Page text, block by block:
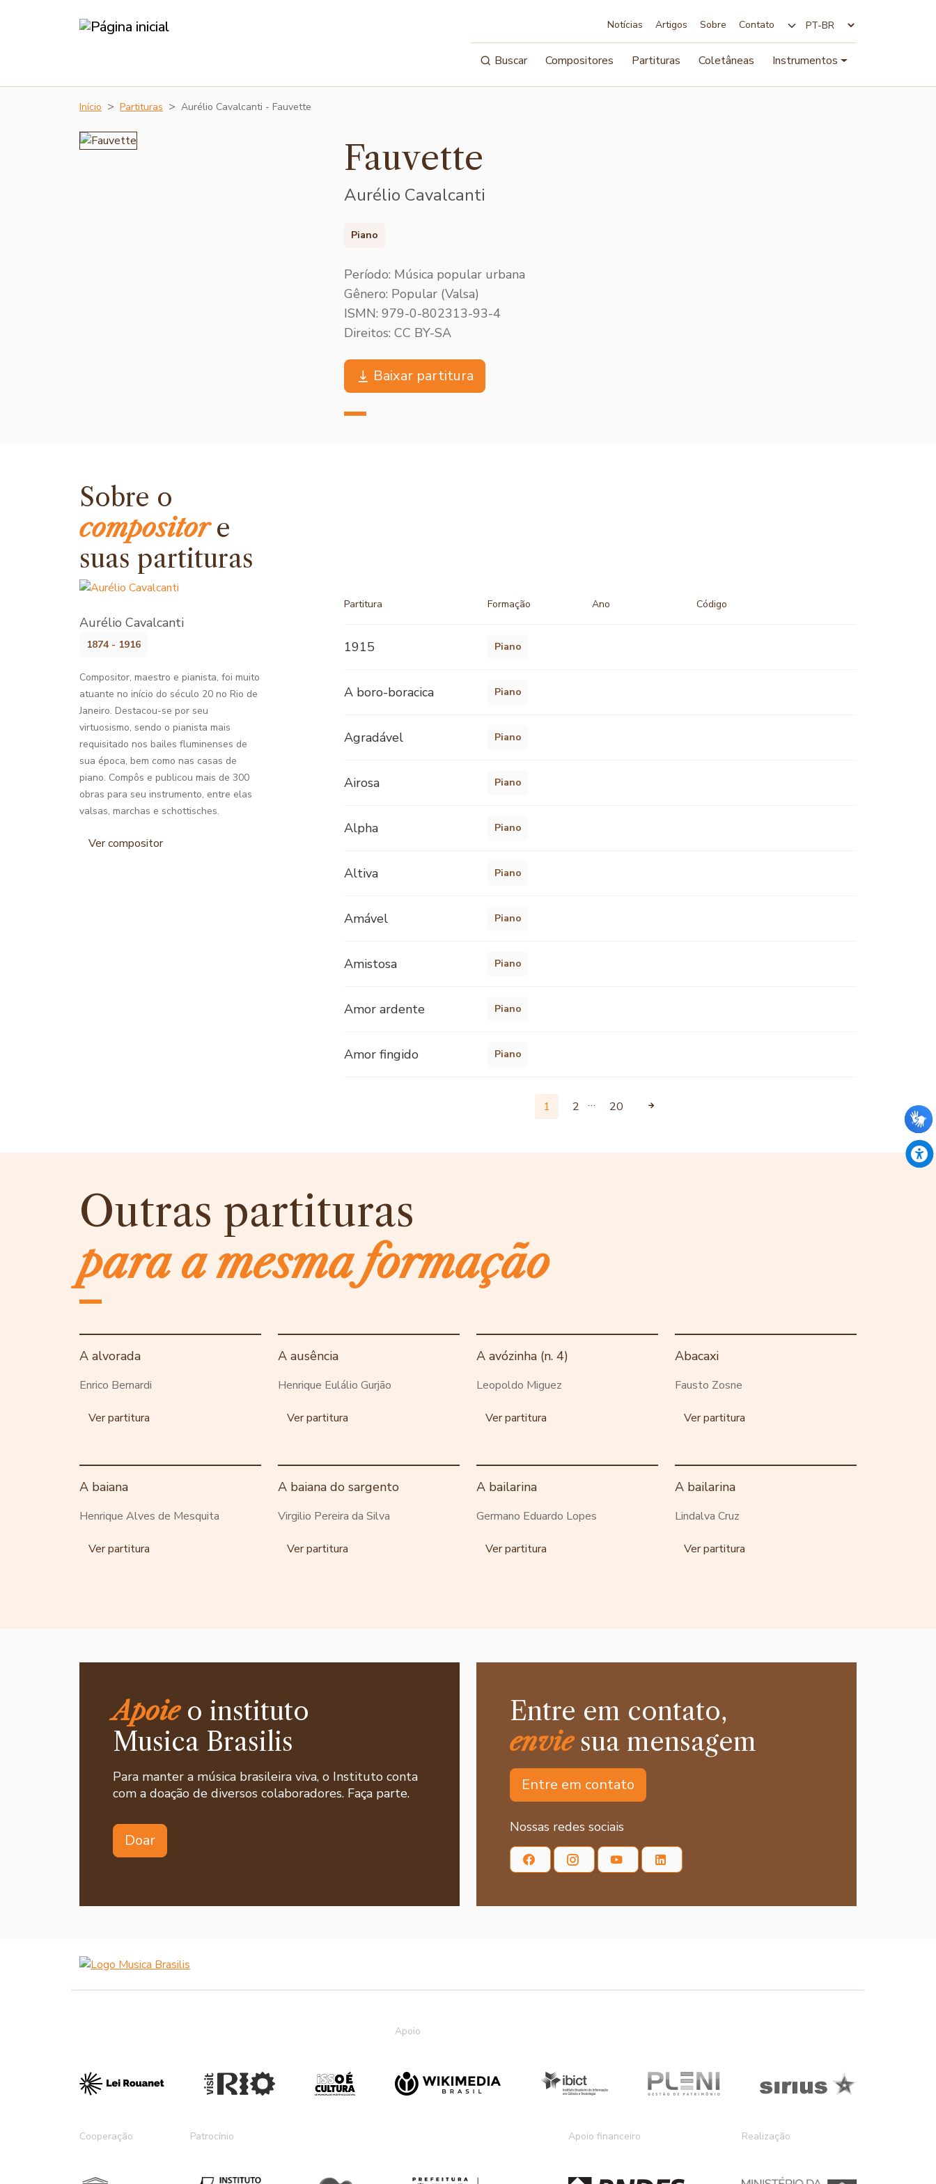
Notícias Artigos Sobre Contato
Buscar Compositores Partituras Coletâneas Instrumentos
Início Partituras Aurélio Cavalcanti - Fauvette
Fauvette
Aurélio Cavalcanti
Piano
Período: Música popular urbana
Gênero: Popular (Valsa)
ISMN: 979-0-802313-93-4
Direitos: CC BY-SA
Baixar partitura
Sobre o
compositore
suas partituras
Aurélio Cavalcanti
1874 - 1916
Compositor, maestro e pianista, foi muito
atuante no início do século 20 no Rio de
Janeiro. Destacou-se por seu
virtuosismo, sendo o pianista mais
requisitado nos bailes fluminenses de
sua época, bem como nas casas de
piano. Compôs e publicou mais de 300
obras para seu instrumento, entre elas
valsas, marchas e schottisches.
Ver compositor
Partitura Formação Ano Código
1915 Piano
A boro-boracica Piano
Agradável Piano
Airosa Piano
Alpha Piano
Altiva Piano
Amável Piano
Amistosa Piano
Amor ardente Piano
Amor fingido Piano
1 2 … 20
Outras partituras
para a mesma formação
A alvorada
Enrico Bernardi
Ver partitura
A ausência
Henrique Eulálio Gurjão
Ver partitura
A avózinha (n. 4)
Leopoldo Miguez
Ver partitura
Abacaxi
Fausto Zosne
Ver partitura
A baiana
Henrique Alves de Mesquita
Ver partitura
A baiana do sargento
Virgilio Pereira da Silva
Ver partitura
A bailarina
Germano Eduardo Lopes
Ver partitura
A bailarina
Lindalva Cruz
Ver partitura
Apoieo instituto
Musica Brasilis
Para manter a música brasileira viva, o Instituto conta
com a doação de diversos colaboradores. Faça parte.
Doar
Entre em contato,
enviesua mensagem
Entre em contato
Nossas redes sociais
Apoio
Cooperação Patrocínio Apoio financeiro Realização